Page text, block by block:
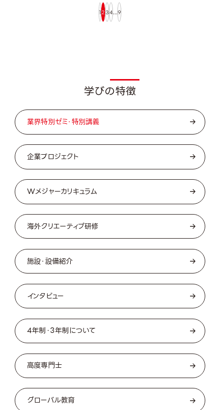
12 34…9
学びの特徴
業界特別ゼミ・特別講義
企業プロジェクト
Wメジャーカリキュラム
海外クリエーティブ研修
施設・設備紹介
インタビュー
4年制・3年制について
高度専門士
グローバル教育